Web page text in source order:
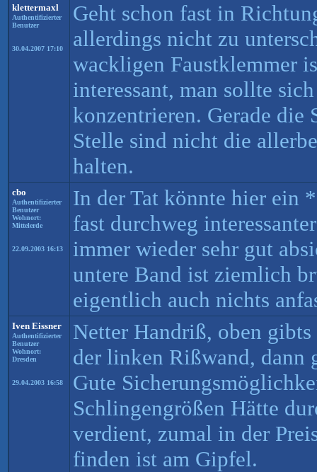
klettermaxl
Authentifizierter
Benutzer
30.04.2007 17:10
Geht schon fast in
allerdings nicht zu
wackligen Faustklemmer
interessant, man sollte
konzentrieren. Gerade die
Stelle sind nicht die
halten.
cbo
Authentifizierter
Benutzer
Wohnort:
Mittelerde
22.09.2003 16:13
In der Tat könnte hier ein
fast durchweg
immer wieder sehr gut
untere Band ist ziemlich
eigentlich auch nichts
Iven Eissner
Authentifizierter
Benutzer
Wohnort:
Dresden
29.04.2003 16:58
Netter Handriß, oben
der linken Rißwand, dann
Gute
Schlingengrößen Hätte
verdient, zumal in der
finden ist am Gipfel.